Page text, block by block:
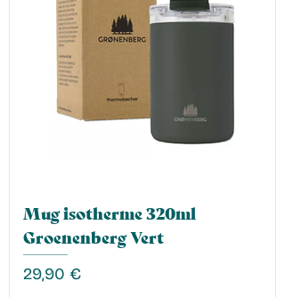
Mug isotherme 320ml
Groenenberg Vert
Prix
29,90 €